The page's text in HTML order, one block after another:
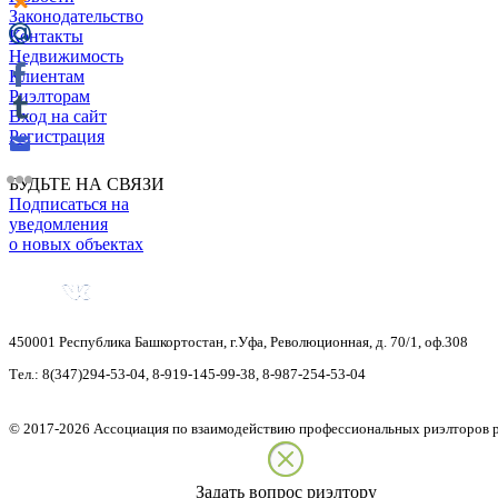
Законодательство
Контакты
Недвижимость
Клиентам
Риэлторам
Вход на сайт
Регистрация
БУДЬТЕ НА СВЯЗИ
Подписаться на
уведомления
о новых объектах
450001 Республика Башкортостан г.Уфа Революционная, д. 70/1, оф.308
Тел.: 8(347)294-53-04 8-919-145-99-38 8-987-254-53-04
© 2017-2026 Ассоциация по взаимодействию профессиональных риэлторов
Задать вопрос риэлтору